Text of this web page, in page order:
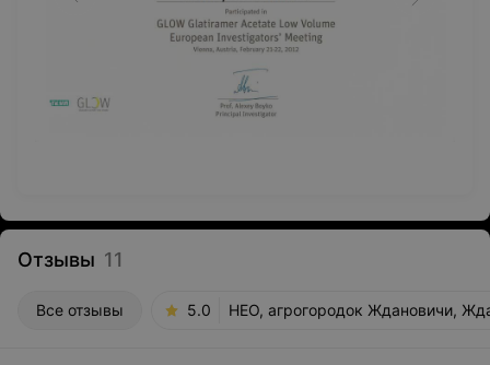
Отзывы 11
Все отзывы 5.0 НЕО, агрогородок Ждановичи,